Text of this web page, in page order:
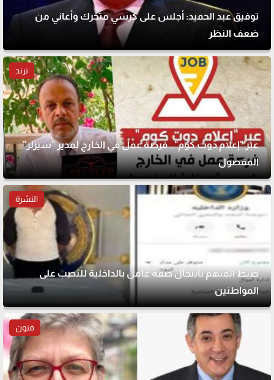
توفيق عبد الحميد: أجلس على كرسي متحرك وأعاني من
ضعف النظر
ترند
عبر "إعلام دوت كوم".. فرصة عمل في الخارج لمدير "سيزلر"
المفصول
النشرة
ضبط المتهم بانتحال صفة عامل بالداخلية للنصب على
المواطنين
فنون